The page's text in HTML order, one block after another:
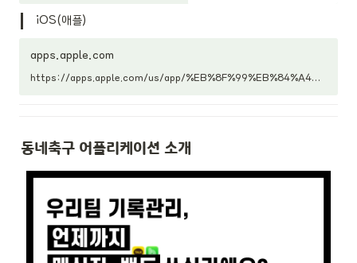
을 관리하세요.- 우리는 팀의 경기 기
New 1.5.07- 성능이 개선 되었습니
은 'New'로 표시 됩니다.- 팀보드의
니다.
iOS(애플)
apps.apple.com
https://apps.apple.com/us/app/%EB%8F%99%EB%84%A4%EC%B6%95%EA%B5%AC/id1533269124
동네축구 어플리케이션 소개